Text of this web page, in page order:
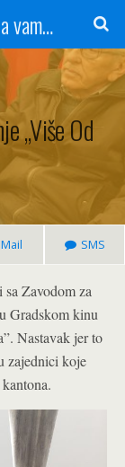
Radio Gradačac - 56 godina sa vama...
„Više Od
Mail SMS
sa Zavodom za
Gradskom kinu
Nastavak jer to
zajednici koje